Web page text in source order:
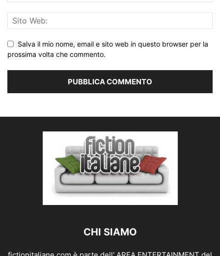
Salva il mio nome, email e sito web in questo browser per la
prossima volta che commento.
CHI SIAMO